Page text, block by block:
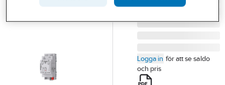
Logga in för att se saldo
och pris